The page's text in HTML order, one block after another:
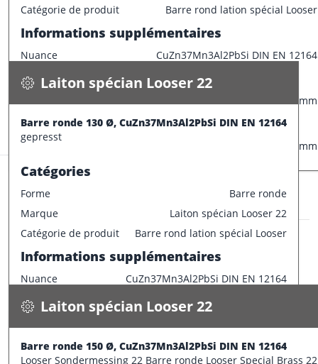
Catégorie de produit
Barre rond lation spécial Looser
Informations supplémentaires
Nuance CuZn37Mn3Al2PbSi DIN EN 12164
Caractéristiques dimensionnelles
120 mm
Informations supplémentaires
Longueur de barre 1000 mm
Laiton spécian Looser 22
110.000 kg / m
Spécifications
Laiton spécian Looser 22
Barre ronde 130 Ø, CuZn37Mn3Al2PbSi DIN EN 12164
gepresst
Catégories
Forme
Barre ronde
Marque
Laiton spécian Looser 22
Catégorie de produit
Barre rond lation spécial Looser
Informations supplémentaires
Nuance CuZn37Mn3Al2PbSi DIN EN 12164
Caractéristiques dimensionnelles
CONFECTIONNER
Stock:
Laiton spécian Looser 22
145.500 kg / m
Spécifications
Laiton spécian Looser 22
Barre ronde 150 Ø, CuZn37Mn3Al2PbSi DIN EN 12164
Looser Sondermessing 22 Barre ronde Looser Special Brass 22
CONFECTIONNER
Stock: 3.2 m